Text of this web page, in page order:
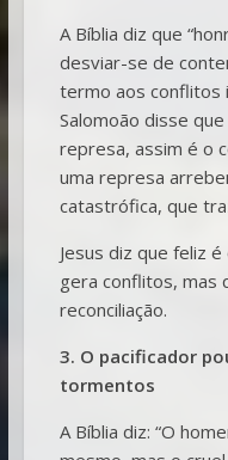
A Bíblia diz que
desviar-se de
termo aos conflitos
Salomoão disse
represa, assim é o
uma represa
catastrófica, que
Jesus diz que feliz
gera conflitos, mas
reconciliação.
3. O pacificador
tormentos
A Bíblia diz: “O